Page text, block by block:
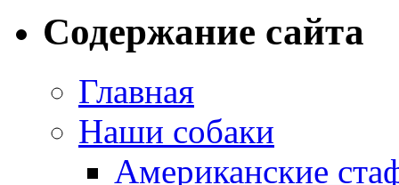
Содержание сайта
Главная
Наши собаки
Американские